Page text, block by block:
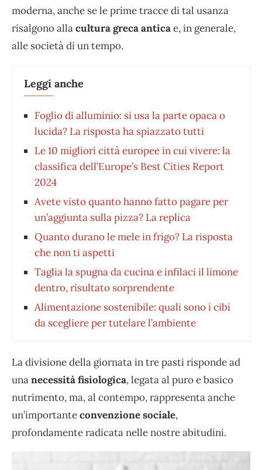
moderna, anche se le prime tracce di tal usanza
risalgono allaculturagreca anticae, in generale,
alle società di un tempo.
Leggi anche
Foglio di alluminio: si usa la parte opaca o
lucida? La risposta ha spiazzato tutti
Le 10 migliori città europee in cui vivere: la
classifica dell’Europe’s Best Cities Report
2024
Avete visto quanto hanno fatto pagare per
un’aggiunta sulla pizza? La replica
Quanto durano le mele in frigo? La risposta
che non ti aspetti
Taglia la spugna da cucina e infilaci il limone
dentro, risultato sorprendente
Alimentazione sostenibile: quali sono i cibi
da scegliere per tutelare l’ambiente
La divisione della giornata in tre pasti risponde ad
unanecessità fisiologica, legata al puro e basico
nutrimento, ma, al contempo, rappresenta anche
un’importanteconvenzione sociale,
profondamente radicata nelle nostre abitudini.